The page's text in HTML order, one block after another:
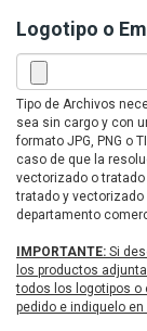
Logotipo o
Tipo de Archivos
sea sin cargo y con
formato JPG, PNG o
caso de que la
vectorizado o
tratado y vectorizado
departamento
IMPORTANTE: Si
los productos
todos los logotipos o
pedido e indiquelo